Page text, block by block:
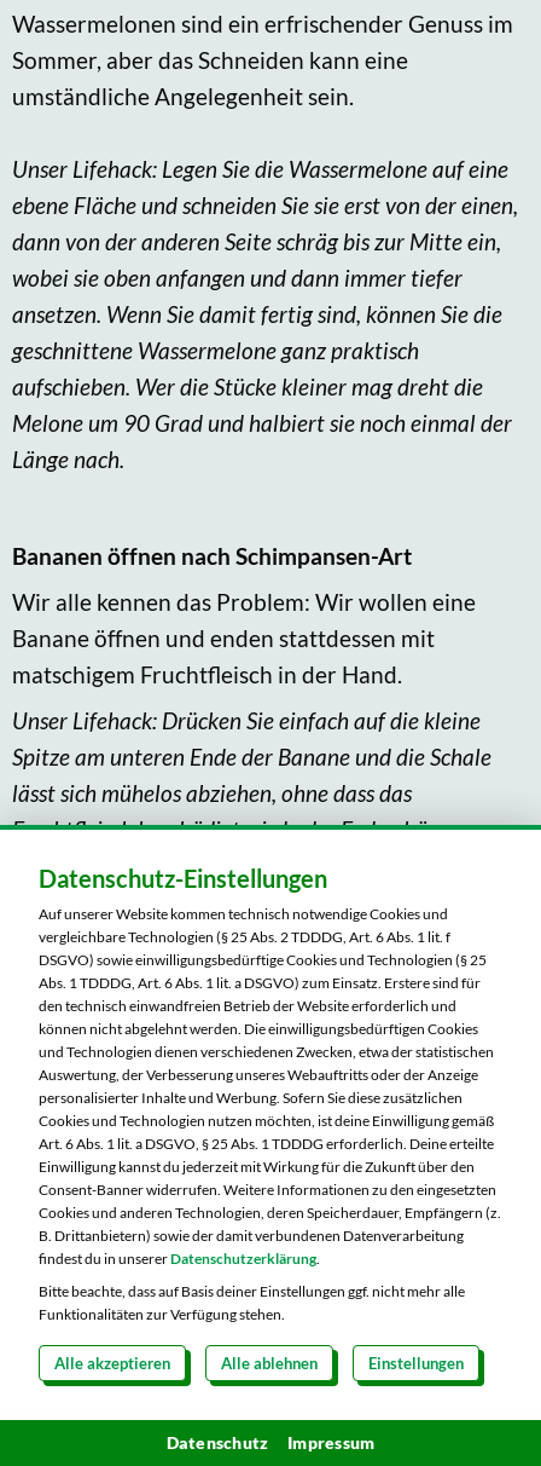
Wassermelonen sind ein erfrischender Genuss im
Sommer, aber das Schneiden kann eine
umständliche Angelegenheit sein.
Unser Lifehack: Legen Sie die Wassermelone auf eine
ebene Fläche und schneiden Sie sie erst von der einen,
dann von der anderen Seite schräg bis zur Mitte ein,
wobei sie oben anfangen und dann immer tiefer
ansetzen. Wenn Sie damit fertig sind, können Sie die
geschnittene Wassermelone ganz praktisch
aufschieben. Wer die Stücke kleiner mag dreht die
Melone um 90 Grad und halbiert sie noch einmal der
Länge nach.
Bananen öffnen nach Schimpansen-Art
Wir alle kennen das Problem: Wir wollen eine
Banane öffnen und enden stattdessen mit
matschigem Fruchtfleisch in der Hand.
Unser Lifehack: Drücken Sie einfach auf die kleine
Spitze am unteren Ende der Banane und die Schale
lässt sich mühelos abziehen, ohne dass das
Fruchtfleisch beschädigt wird oder Faden hängen
bleiben.
Unser Fazit
Freuen Sie sich auf den Sommer und lassen Sie sich
von der Vielfalt an Früchten inspirieren. Egal ob
als erfrischender Snack, Zutat in leckeren Desserts
oder als erfrischender Smoothie - Obst ist der
perfekte Begleiter für heiße Tage. Probieren Sie
unsere Tipps, Tricks und Lifehacks aus und lassen
Sie sich von der Frische und Süße dieser
natürlichen Köstlichkeiten verzaubern!
Das könnte Sie auch interessieren
Datenschutz-Einstellungen
Auf unserer Website kommen technisch notwendige Cookies und
vergleichbare Technologien (§ 25 Abs. 2 TDDDG, Art. 6 Abs. 1 lit. f
DSGVO) sowie einwilligungsbedürftige Cookies und Technologien (§ 25
Abs. 1 TDDDG, Art. 6 Abs. 1 lit. a DSGVO) zum Einsatz. Erstere sind für
den technisch einwandfreien Betrieb der Website erforderlich und
können nicht abgelehnt werden. Die einwilligungsbedürftigen Cookies
und Technologien dienen verschiedenen Zwecken, etwa der statistischen
Auswertung, der Verbesserung unseres Webauftritts oder der Anzeige
personalisierter Inhalte und Werbung. Sofern Sie diese zusätzlichen
Cookies und Technologien nutzen möchten, ist deine Einwilligung gemäß
Art. 6 Abs. 1 lit. a DSGVO, § 25 Abs. 1 TDDDG erforderlich. Deine erteilte
Einwilligung kannst du jederzeit mit Wirkung für die Zukunft über den
Consent-Banner widerrufen. Weitere Informationen zu den eingesetzten
Cookies und anderen Technologien, deren Speicherdauer, Empfängern (z.
B. Drittanbietern) sowie der damit verbundenen Datenverarbeitung
findest du in unsererDatenschutzerklärung.
Bitte beachte, dass auf Basis deiner Einstellungen ggf. nicht mehr alle
Funktionalitäten zur Verfügung stehen.
Alle akzeptieren Alle ablehnen Einstellungen
Datenschutz Impressum